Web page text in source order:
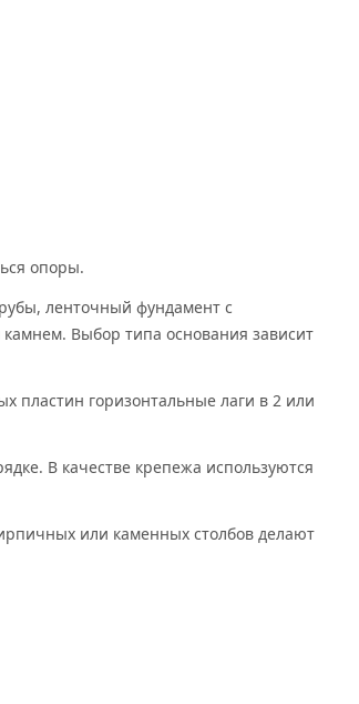
опоры.
ленточный фундамент с
Выбор типа основания зависит
горизонтальные лаги в 2 или
В качестве крепежа используются
или каменных столбов делают